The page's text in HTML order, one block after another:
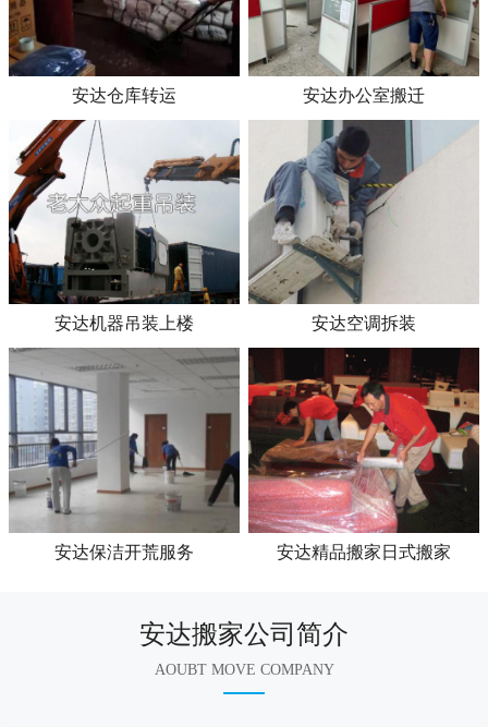
安达仓库转运 安达办公室搬迁
安达机器吊装上楼 安达空调拆装
安达保洁开荒服务 安达精品搬家日式搬家
安达搬家公司简介
AOUBT MOVE COMPANY